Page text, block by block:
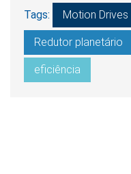
Tags: Motion Drives
Redutor planetário
eficiência